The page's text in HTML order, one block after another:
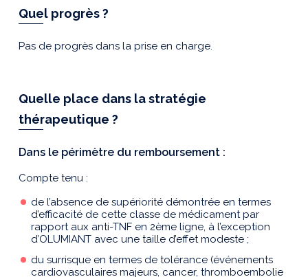
Quel progrès ?
Pas de progrès dans la prise en charge.
Quelle place dans la stratégie
thérapeutique ?
Dans le périmètre du remboursement :
Compte tenu :
de l’absence de supériorité démontrée en termes
d’efficacité de cette classe de médicament par
rapport aux anti-TNF en 2ème ligne, à l’exception
d’OLUMIANT avec une taille d’effet modeste ;
du surrisque en termes de tolérance (événements
cardiovasculaires majeurs, cancer, thromboembolie